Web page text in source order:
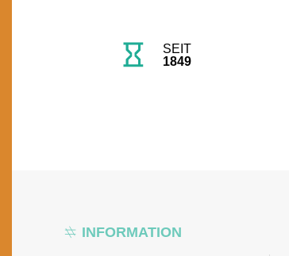
SEIT
1849
INFORMATION